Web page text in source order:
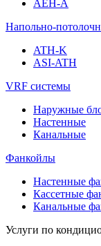
AEH-A
Напольно-
ATH-K
ASI-ATH
VRF системы
Наружные
Настенные
Канальные
Фанкойлы
Настенные
Кассетные
Канальные
Услуги по